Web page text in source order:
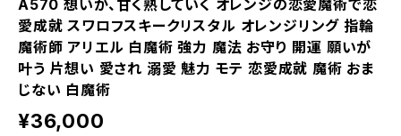
A570 想いが、甘く熟していく オレンジの恋愛魔術で恋
愛成就 スワロフスキークリスタル オレンジリング 指輪
魔術師 アリエル 白魔術 強力 魔法 お守り 開運 願いが
叶う 片想い 愛され 溺愛 魅力 モテ 恋愛成就 魔術 おま
じない 白魔術
¥36,000